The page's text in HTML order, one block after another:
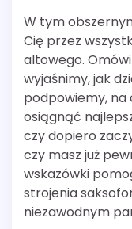
W tym
Cię przez
altowego.
wyjaśnimy, jak
podpowiemy, na
osiągnąć
czy dopiero
czy masz już
wskazówki
strojenia
niezawodnym